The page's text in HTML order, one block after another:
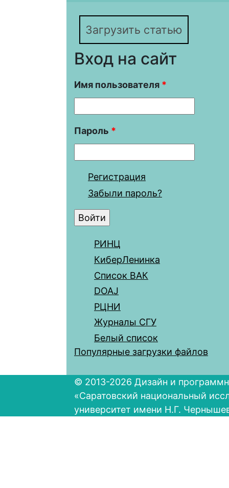
Загрузить статью
Вход на сайт
Имя пользователя *
Пароль *
Регистрация
Забыли пароль?
РИНЦ
КиберЛенинка
Список ВАК
DOAJ
РЦНИ
Журналы СГУ
Белый список
Популярные загрузки файлов
© 2013-2026 Дизайн и
«Саратовский национальный
университет имени Н.Г.